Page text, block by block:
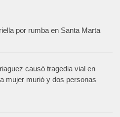
por rumba en Santa Marta
causó tragedia vial en
mujer murió y dos personas